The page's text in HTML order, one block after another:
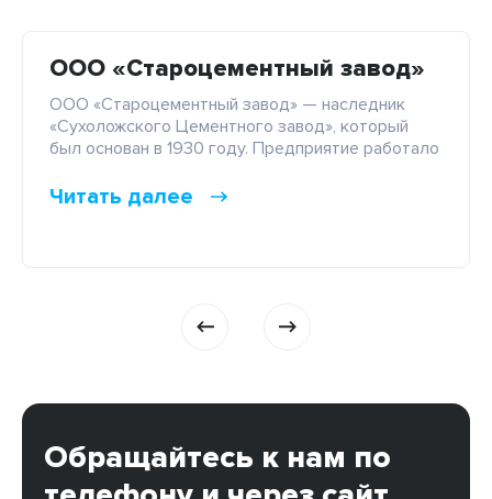
ООО «Староцементный завод»
ООО «Староцементный завод» — наследник
«Сухоложского Цементного завод», который
был основан в 1930 году. Предприятие работало
линии, но несмотря на это качество продукция
Читать далее
Обращайтесь к нам по